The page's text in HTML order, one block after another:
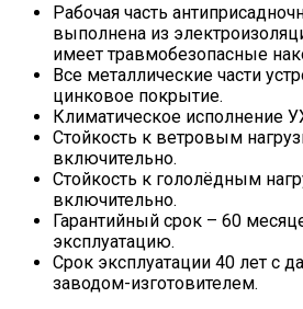
Рабочая часть
выполнена из
имеет травмобезопасные
Все металлические части
цинковое покрытие.
Климатическое исполнение
Стойкость к ветровым
включительно.
Стойкость к гололёдным
включительно.
Гарантийный срок – 60
эксплуатацию.
Срок эксплуатации 40 лет с
заводом-изготовителем.